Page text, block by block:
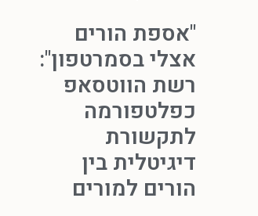
"אספת הורים
אצלי בסמרטפון":
רשת הווטסאפ
כפלטפורמה
לתקשורת
דיגיטלית בין
הורים למורים